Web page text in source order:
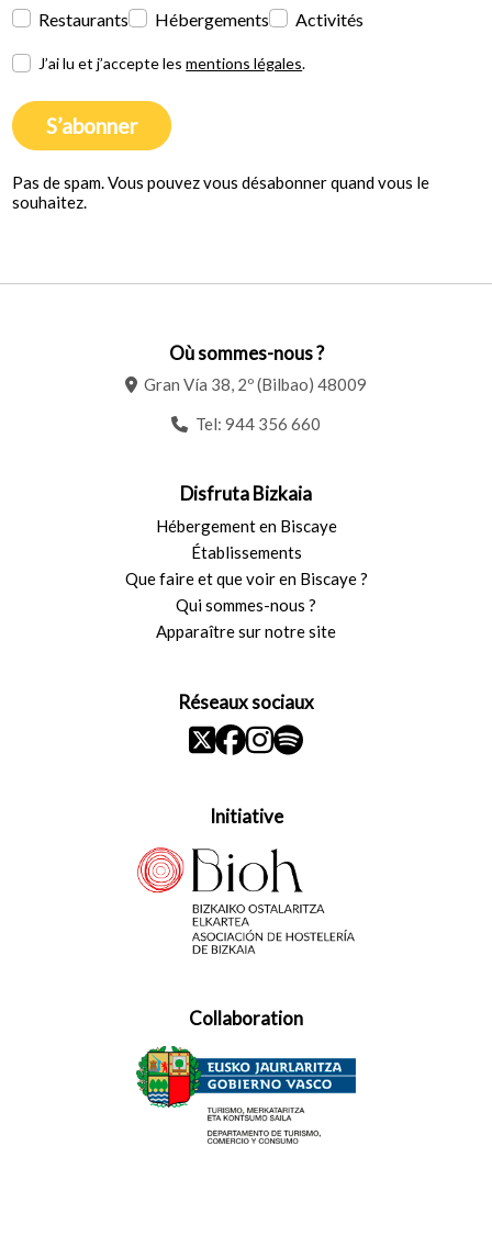
Restaurants
Hébergements Activités
J’ai lu et j’accepte lesmentions légales.
S’abonner
Pas de spam. Vous pouvez vous désabonner quand vous le
souhaitez.
Où sommes-nous ?
Gran Vía 38, 2º (Bilbao) 48009
Tel: 944 356 660
Disfruta Bizkaia
Hébergement en Biscaye
Établissements
Que faire et que voir en Biscaye ?
Qui sommes-nous ?
Apparaître sur notre site
Réseaux sociaux
Initiative
Collaboration